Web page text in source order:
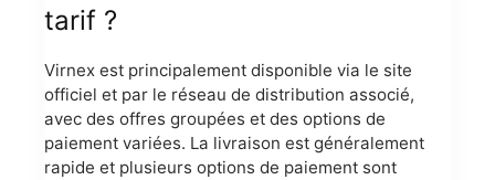
tarif ?
Virnex est principalement disponible via le site
officiel et par le réseau de distribution associé,
avec des offres groupées et des options de
paiement variées. La livraison est généralement
rapide et plusieurs options de paiement sont